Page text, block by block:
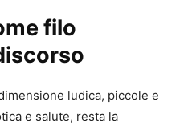
filo
ludica, piccole e
e salute, resta la